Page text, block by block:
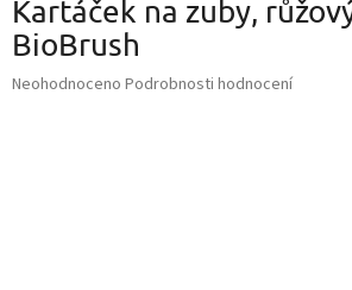
Kartáček na zuby, růžový
BioBrush
Průměrné
Neohodnoceno Podrobnosti hodnocení